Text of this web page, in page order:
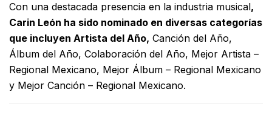
Con una destacada presencia en la industria musical,
Carin León ha sido nominado en diversas categorías
que incluyen Artista del Año, Canción del Año,
Álbum del Año, Colaboración del Año, Mejor Artista –
Regional Mexicano, Mejor Álbum – Regional Mexicano
y Mejor Canción – Regional Mexicano.